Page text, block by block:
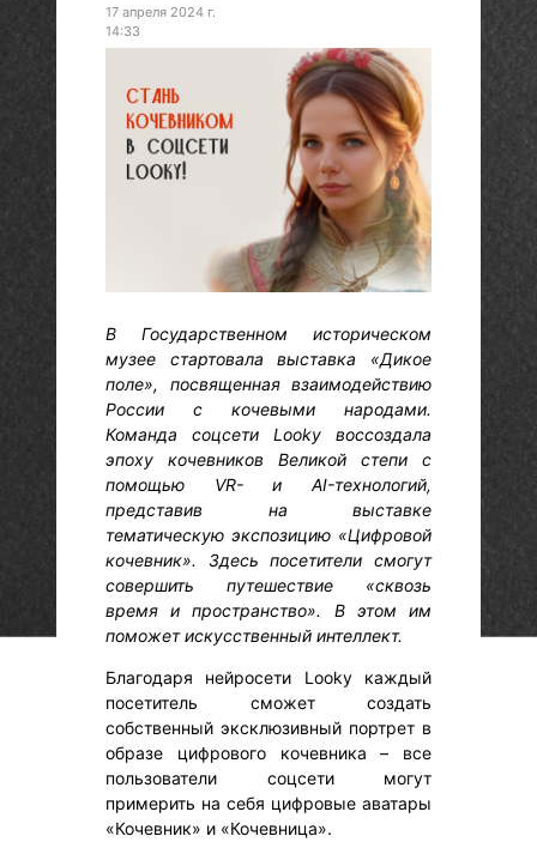
17 апреля 2024 г.
14:33
В Государственном историческом
музее стартовала выставка «Дикое
поле», посвященная взаимодействию
России с кочевыми народами.
Команда соцсети Looky воссоздала
эпоху кочевников Великой степи с
помощью VR- и AI-технологий,
представив на выставке
тематическую экспозицию «Цифровой
кочевник». Здесь посетители смогут
совершить путешествие «сквозь
время и пространство». В этом им
поможет искусственный интеллект.
Благодаря нейросети Looky каждый
посетитель сможет создать
собственный эксклюзивный портрет в
образе цифрового кочевника – все
пользователи соцсети могут
примерить на себя цифровые аватары
«Кочевник» и «Кочевница».